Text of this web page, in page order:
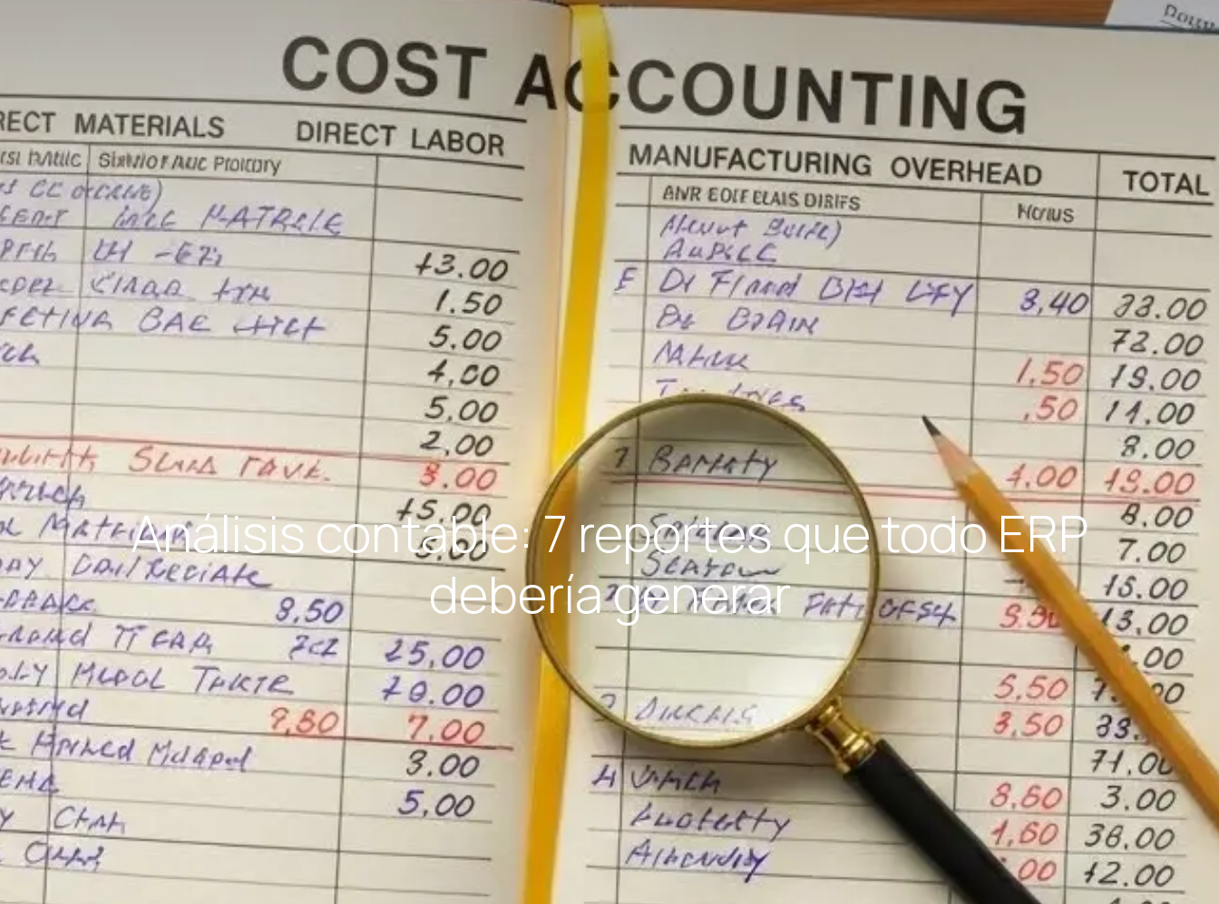
Análisis contable: 7 reportes que todo ERP
debería generar